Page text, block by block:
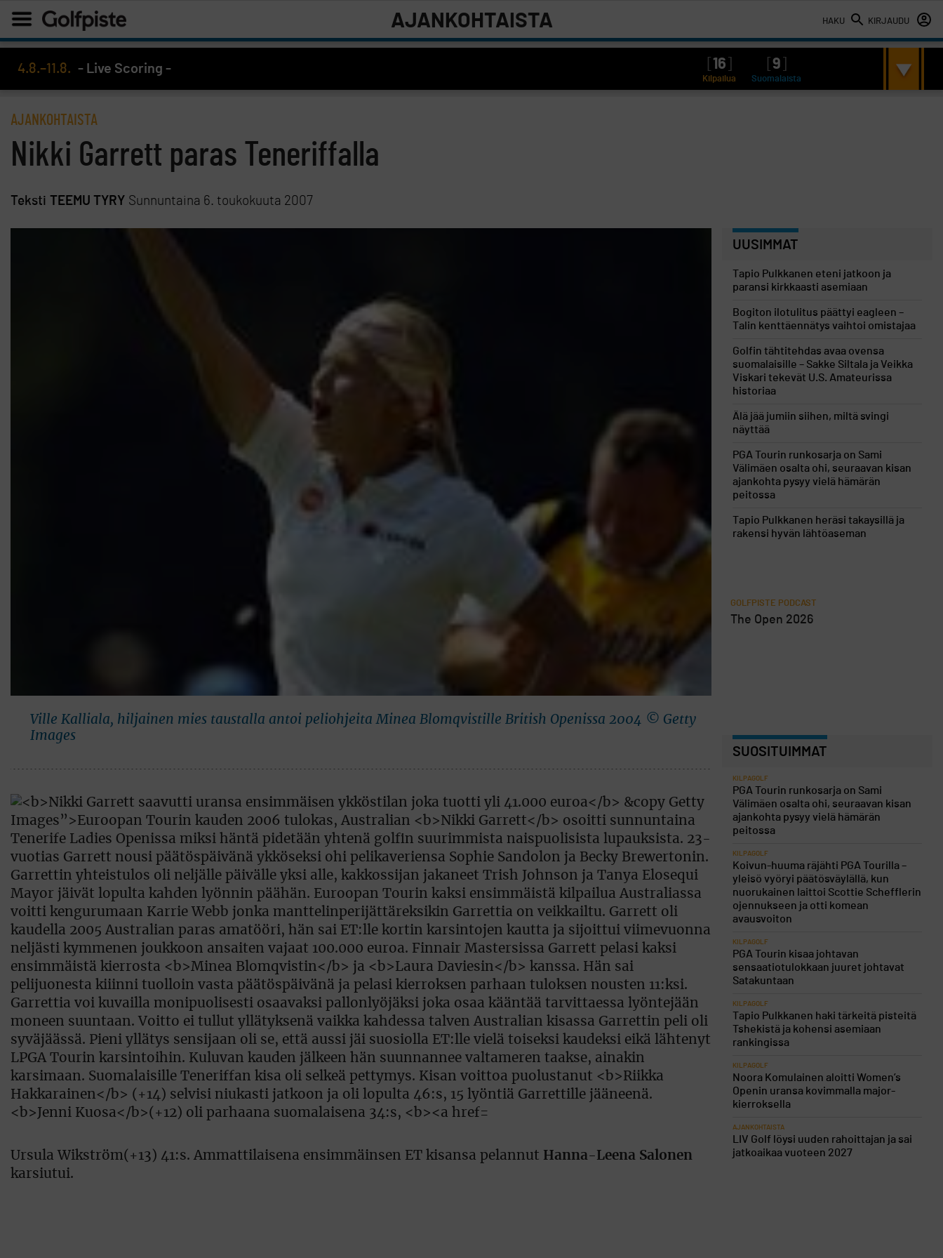
HAKU KIRJAUDU
AJANKOHTAISTA
4.8.–11.8. - Live Scoring - 16 9
Kilpailua Suomalaista
AJANKOHTAISTA
Nikki Garrett paras Teneriffalla
Teksti TEEMU TYRY Sunnuntaina 6. toukokuuta 2007
Ville Kalliala, hiljainen mies taustalla antoi peliohjeita Minea Blomqvistille British Openissa 2004 © Getty
Images
Ursula Wikström(+13) 41:s. Ammattilaisena ensimmäinsen ET kisansa pelannut Hanna-Leena Salonen
karsiutui.
UUSIMMAT
Tapio Pulkkanen eteni jatkoon ja
paransi kirkkaasti asemiaan
Bogiton ilotulitus päättyi eagleen –
Talin kenttäennätys vaihtoi omistajaa
Golfin tähtitehdas avaa ovensa
suomalaisille – Sakke Siltala ja Veikka
Viskari tekevät U.S. Amateurissa
historiaa
Älä jää jumiin siihen, miltä svingi
näyttää
PGA Tourin runkosarja on Sami
Välimäen osalta ohi, seuraavan kisan
ajankohta pysyy vielä hämärän
peitossa
Tapio Pulkkanen heräsi takaysillä ja
rakensi hyvän lähtöaseman
GOLFPISTE PODCAST
The Open 2026
SUOSITUIMMAT
KILPAGOLF
PGA Tourin runkosarja on Sami
Välimäen osalta ohi, seuraavan kisan
ajankohta pysyy vielä hämärän
peitossa
KILPAGOLF
Koivun-huuma räjähti PGA Tourilla –
yleisö vyöryi päätösväylällä, kun
nuorukainen laittoi Scottie Schefflerin
ojennukseen ja otti komean
avausvoiton
KILPAGOLF
PGA Tourin kisaa johtavan
sensaatiotulokkaan juuret johtavat
Satakuntaan
KILPAGOLF
Tapio Pulkkanen haki tärkeitä pisteitä
Tshekistä ja kohensi asemiaan
rankingissa
KILPAGOLF
Noora Komulainen aloitti Women’s
Openin uransa kovimmalla major-
kierroksella
AJANKOHTAISTA
LIV Golf löysi uuden rahoittajan ja sai
jatkoaikaa vuoteen 2027